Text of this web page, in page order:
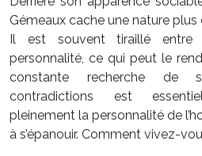
Gémeaux cache une nature
Il est souvent tiraillé
personnalité, ce qui peut le
constante recherche de
contradictions est
pleinement la personnalité de
à s’épanouir. Comment vivez-